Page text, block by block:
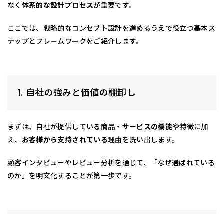
なく 体系的な設計プロセスが重要です。
ここでは、戦略的なコンセプト設計を進めるうえで役立つ基本ス
テップとフレームワークをご紹介します。
1. 自社の強みと価値の棚卸し
まずは、自社が提供している商品・サービスの機能や特徴に加
え、 お客様から支持されている理由を洗い出します。
顧客インタビューやレビュー分析を通じて、「なぜ選ばれている
のか」を明文化することが第一歩です。